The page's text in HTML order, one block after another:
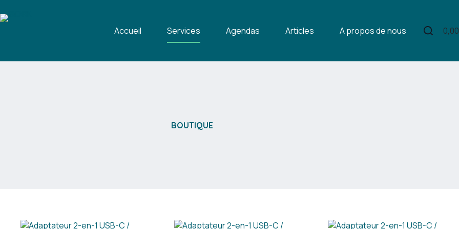
au
contenu
Accueil Services Agendas Articles A propos de nous Nous
0,00
BOUTIQUE